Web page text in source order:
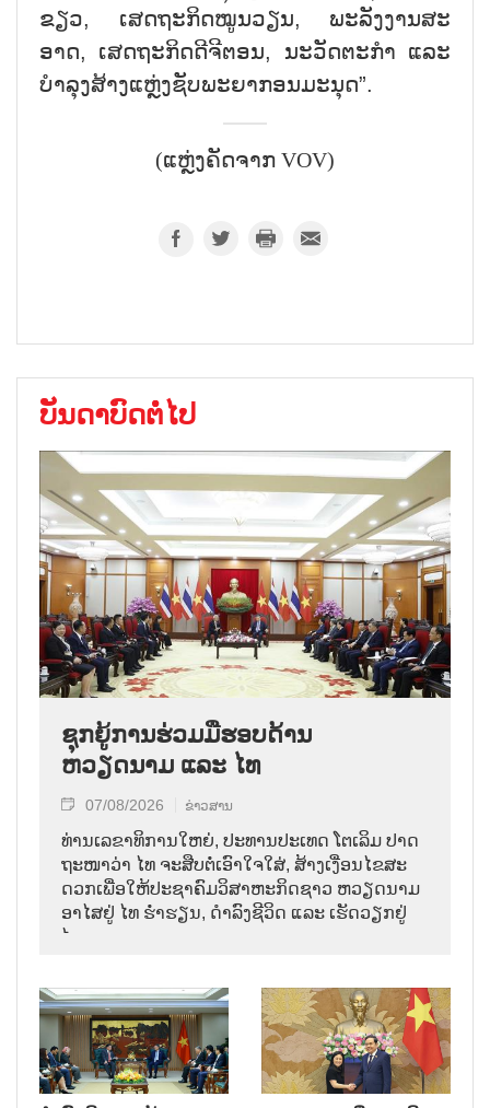
ຂຽວ, ເສດ​ຖະ​ກິດ​ໝູນ​ວຽນ, ພະ​ລັງ​ງານ​ສະ​
ອາດ, ເສດ​ຖະ​ກິດ​ດີ​ຈີ​ຕອນ, ນະ​ວັດ​ຕະ​ກຳ ແລະ
ບຳ​ລຸງ​ສ້າງ​ແຫຼ່ງ​ຊັບ​ພະ​ຍາ​ກອນ​ມະ​ນຸດ”.
(ແຫຼ່ງຄັດຈາກ VOV)
ບັນດາບົດຕໍ່ໄປ
ຊຸກຍູ້ການຮ່ວມມືຮອບດ້ານ
ຫວຽດນາມ ແລະ ໄທ
07/08/2026 ຂ່າວສານ
ທ່ານ​ເລ​ຂາ​ທິ​ການ​ໃຫຍ່, ປະ​ທານ​ປະ​ເທດ ໂຕ​ເລິມ ປາດ​
ຖະ​ໜາ​ວ່າ ໄທ​ ຈະ​ສືບ​ຕໍ່​ເອົາ​ໃຈ​ໃສ່, ສ້າງ​ເງື່ອນ​ໄຂ​ສະ​
ດວກ​ເພື່ອ​ໃຫ້​ປະ​ຊາ​ຄົມ​ວ​ິ​ສາ​ຫະ​ກິດ​ຊາວ ຫວຽດ​ນາມ
ອາ​ໄສ​ຢູ່ ໄທ ຮ່ຳ​ຮຽນ, ດຳ​ລົງ​ຊີ​ວິດ ແລະ ເຮັດ​ວຽກ​ຢູ່​
ໄທ.